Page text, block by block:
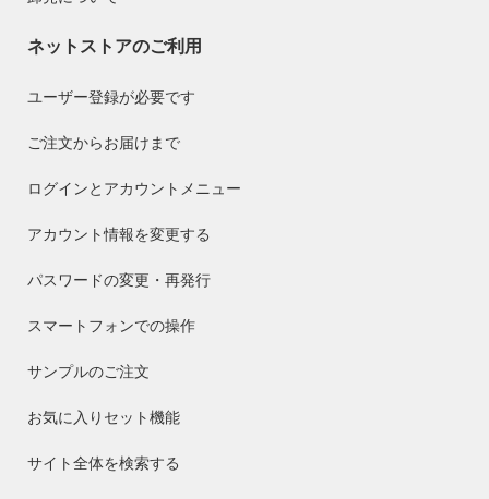
ネットストアのご利用
ユーザー登録が必要です
ご注文からお届けまで
ログインとアカウントメニュー
アカウント情報を変更する
パスワードの変更・再発行
スマートフォンでの操作
サンプルのご注文
お気に入りセット機能
サイト全体を検索する